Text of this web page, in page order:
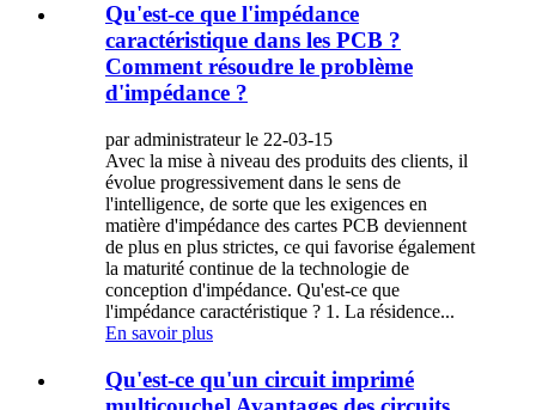
Qu'est-ce que l'impédance
caractéristique dans les PCB ?
Comment résoudre le problème
d'impédance ?
par administrateur le 22-03-15
Avec la mise à niveau des produits des clients, il
évolue progressivement dans le sens de
l'intelligence, de sorte que les exigences en
matière d'impédance des cartes PCB deviennent
de plus en plus strictes, ce qui favorise également
la maturité continue de la technologie de
conception d'impédance. Qu'est-ce que
l'impédance caractéristique ? 1. La résidence...
En savoir plus
Qu'est-ce qu'un circuit imprimé